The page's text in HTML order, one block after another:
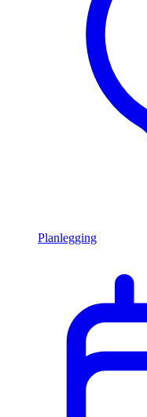
Planlegging